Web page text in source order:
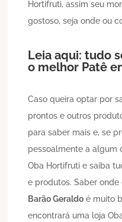
Hortifruti, assim seu
gostoso, seja onde ou
Leia aqui: tudo
o melhor Patê
Caso queira optar por
prontos e outros
para saber mais e, se
pessoalmente a algum
Oba Hortifruti e saiba
e produtos. Saber
Barão Geraldo é muito
encontrará uma loja